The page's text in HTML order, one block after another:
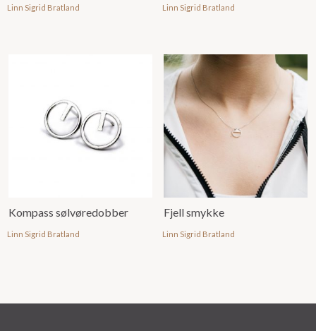
Linn Sigrid Bratland Linn Sigrid Bratland
Kompass sølvøredobber
Linn Sigrid Bratland
Fjell smykke
Linn Sigrid Bratland